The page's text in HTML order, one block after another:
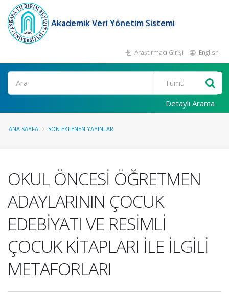
Akademik Veri Yönetim Sistemi
Araştırmacı Girişi English
Ara
Detaylı Arama
ANA SAYFA SON EKLENEN YAYINLAR
OKUL ÖNCESİ ÖĞRETMEN
ADAYLARININ ÇOCUK
EDEBİYATI VE RESİMLİ
ÇOCUK KİTAPLARI İLE İLGİLİ
METAFORLARI